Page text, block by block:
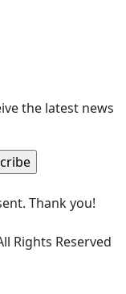
the latest news
Thank you!
Rights Reserved